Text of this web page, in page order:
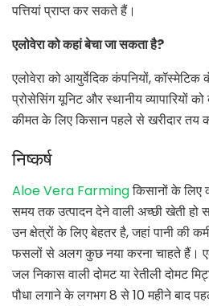
पत्तियां प्राप्त कर सकते हैं।
एलोवेरा को कहां बेचा जा सकता है?
एलोवेरा को आयुर्वेदिक कंपनियों, कॉस्मेटिक
प्रोसेसिंग यूनिट और स्थानीय व्यापारियों
कीमत के लिए किसान पहले से खरीदार तय
निष्कर्ष
Aloe Vera Farmingकिसानों के
समय तक उत्पादन देने वाली अच्छी खेती
उन क्षेत्रों के लिए बेहतर है, जहां पानी की
फसलों से अलग कुछ नया करना चाहते हैं।
जल निकास वाली दोमट या रेतीली दोमट
पौधा लगाने के लगभग 8 से 10 महीने बाद